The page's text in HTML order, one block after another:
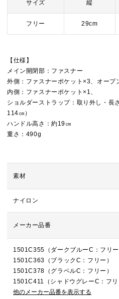
サイズ 縦
フリー 29cm
【仕様】
メイン開閉部：ファスナー
外側：ファスナーポケット×3、オープ
内側：ファスナーポケット×1、
ショルダーストラップ：取り外し・長
114㎝）
ハンドル高さ：約19㎝
重さ：490g
素材
ナイロン
メーカー品番
1501C355（ダークブルーC：フリー
1501C363（ブラックC：フリー）
1501C378（グラベルC：フリー）
1501C411（シャドウグレーC：フリ
他のメーカー品番を表示する